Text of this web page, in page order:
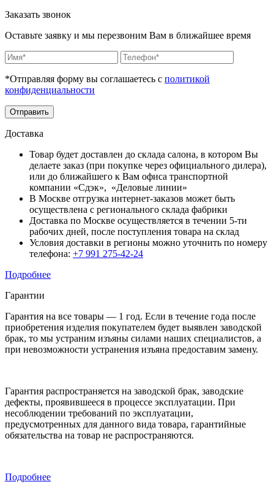
Заказать звонок
Оставьте заявку и мы перезвоним Вам в ближайшее время
*Отправляя форму вы соглашаетесь с политикой
конфиденциальности
Отправить
Доставка
Товар будет доставлен до склада салона, в котором Вы
делаете заказ (при покупке через официального дилера),
или до ближайшего к Вам офиса транспортной
компании «Сдэк», «Деловые линии»
В Москве отгрузка интернет-заказов может быть
осуществлена с регионального склада фабрики
Доставка по Москве осуществляется в течении 5-ти
рабочих дней, после поступления товара на склад
Условия доставки в регионы можно уточнить по номеру
телефона: +7 991 275-42-24
Подробнее
Гарантии
Гарантия на все товары — 1 год. Если в течение года после
приобретения изделия покупателем будет выявлен заводской
брак, то мы устраним изъяны силами наших специалистов, а
при невозможности устранения изъяна предоставим замену.
Гарантия распространяется на заводской брак, заводские
дефекты, проявившееся в процессе эксплуатации. При
несоблюдении требований по эксплуатации,
предусмотренных для данного вида товара, гарантийные
обязательства на товар не распространяются.
Подробнее